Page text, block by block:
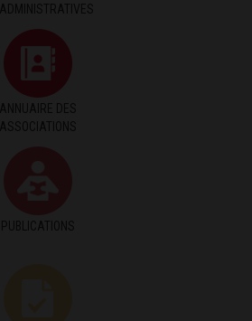
ADMINISTRATIVES
ANNUAIRE DES
ASSOCIATIONS
PUBLICATIONS